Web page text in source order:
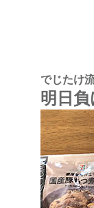
でじたけ
明日